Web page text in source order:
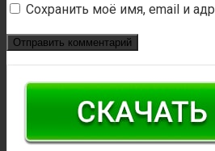
Сохранить моё имя, email и